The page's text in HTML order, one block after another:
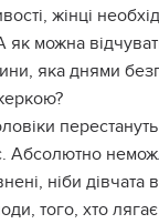
жінці
як можна
яка днями
Абсолютно
ніби дівчата
того, хто